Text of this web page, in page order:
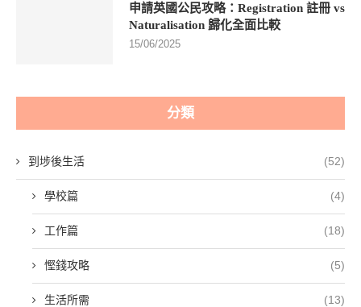
申請英國公民攻略：Registration 註冊 vs
Naturalisation 歸化全面比較
15/06/2025
分類
到埗後生活 (52)
學校篇 (4)
工作篇 (18)
慳錢攻略 (5)
生活所需 (13)